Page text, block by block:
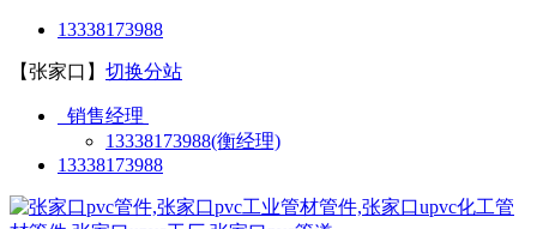
13338173988
【张家口】 切换分站
销售经理
13338173988(衡经理)
13338173988